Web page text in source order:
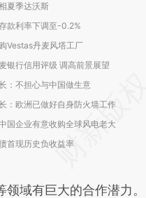
夏季达沃斯
款利率下调至-0.2%
Vestas丹麦风塔工厂
银行信用评级 调高前景展望
：不担心与中国做生意
：欧洲已做好自身防火墙工作
国企业有意收购全球风电老大
首现历史负收益率
领域有巨大的合作潜力。